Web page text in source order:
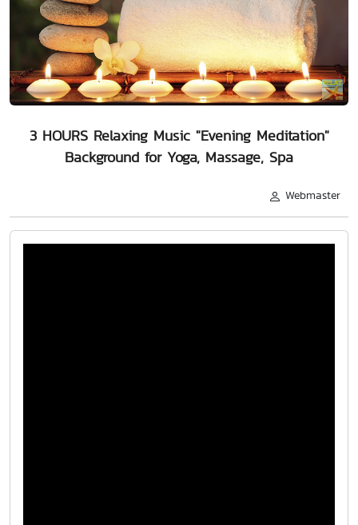
3 HOURS Relaxing Music "Evening Meditation"
Background for Yoga, Massage, Spa
Webmaster